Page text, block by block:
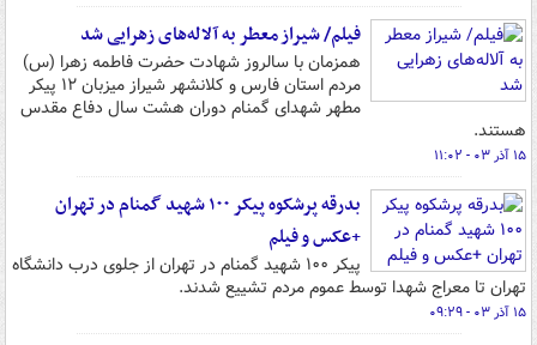
فیلم/ شیراز معطر به آلاله‌های زهرایی شد
همزمان با سالروز شهادت حضرت فاطمه زهرا (س)
مردم استان فارس و کلانشهر شیراز میزبان ۱۲ پیکر
مطهر شهدای گمنام دوران هشت سال دفاع مقدس
هستند.
۱۵ آذر ۰۳ - ۱۱:۰۲
بدرقه پرشکوه پیکر ۱۰۰ شهید گمنام در تهران
+عکس و فیلم
پیکر ۱۰۰ شهید گمنام در تهران از جلوی درب دانشگاه
تهران تا معراج شهدا توسط عموم مردم تشییع شدند.
۱۵ آذر ۰۳ - ۰۹:۲۹